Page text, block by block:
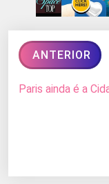
ANTERIOR
Paris ainda é a